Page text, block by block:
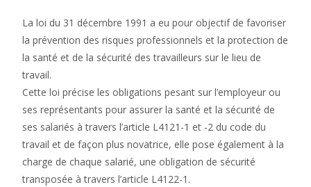
La loi du 31 décembre 1991 a eu pour objectif de favoriser
la prévention des risques professionnels et la protection de
la santé et de la sécurité des travailleurs sur le lieu de
travail.
Cette loi précise les obligations pesant sur l’employeur ou
ses représentants pour assurer la santé et la sécurité de
ses salariés à travers l’article L4121-1 et -2 du code du
travail et de façon plus novatrice, elle pose également à la
charge de chaque salarié, une obligation de sécurité
transposée à travers l’article L4122-1.